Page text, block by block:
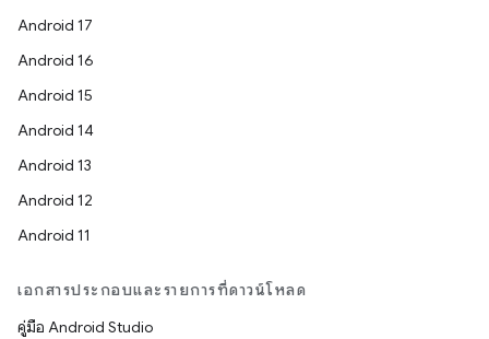
Android 17
Android 16
Android 15
Android 14
Android 13
Android 12
Android 11
เอกสารประกอบและรายการที่ดาวน์โหลด
คู่มือ Android Studio